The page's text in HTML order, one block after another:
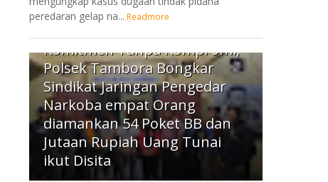
peredaran gelap na... Readmore
4
Komitmen Tanpa Kompromi,
Polsek Tambora Bongkar
Sindikat Jaringan Pengedar
Narkoba empat Orang
diamankan 54 Poket BB dan
Jutaan Rupiah Uang Tunai
ikut Disita